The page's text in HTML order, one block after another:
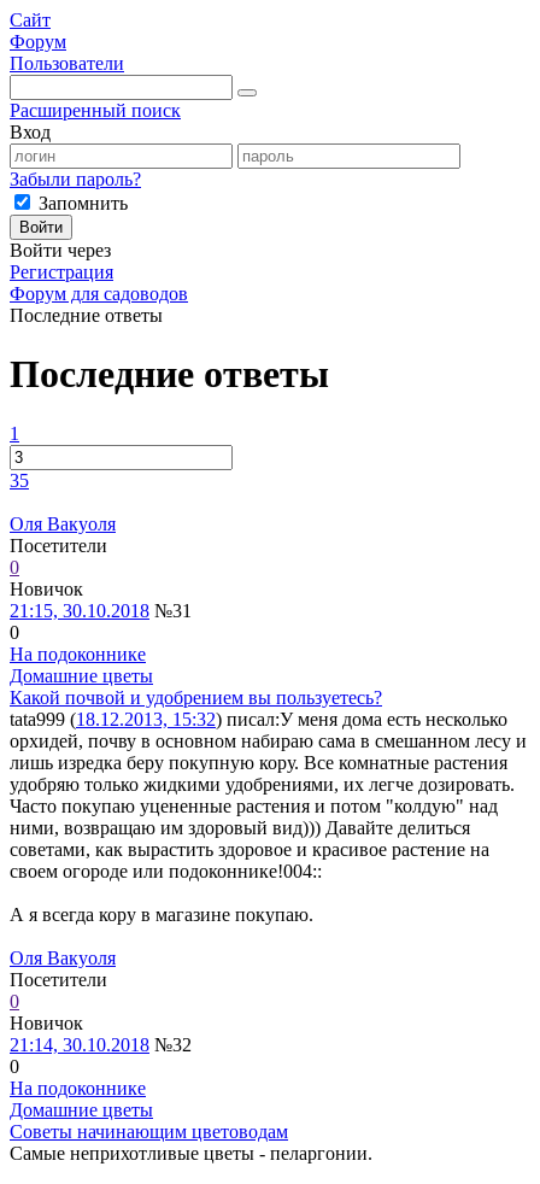
Сайт
Форум
Пользователи
Расширенный поиск
Вход
Забыли пароль?
Запомнить
Войти
Войти через
Регистрация
Форум для садоводов
Последние ответы
Последние ответы
1
35
Оля Вакуоля
Посетители
0
Новичок
21:15, 30.10.2018 №31
0
На подоконнике
Домашние цветы
Какой почвой и удобрением вы пользуетесь?
tata999 (18.12.2013, 15:32) писал:У меня дома есть несколько
орхидей, почву в основном набираю сама в смешанном лесу и
лишь изредка беру покупную кору. Все комнатные растения
удобряю только жидкими удобрениями, их легче дозировать.
Часто покупаю уцененные растения и потом "колдую" над
ними, возвращаю им здоровый вид))) Давайте делиться
советами, как вырастить здоровое и красивое растение на
своем огороде или подоконнике!004::
А я всегда кору в магазине покупаю.
Оля Вакуоля
Посетители
0
Новичок
21:14, 30.10.2018 №32
0
На подоконнике
Домашние цветы
Советы начинающим цветоводам
Самые неприхотливые цветы - пеларгонии.